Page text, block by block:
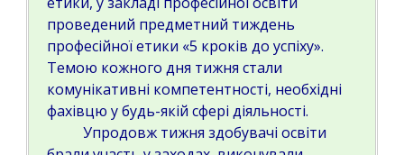
проведений предметний тиждень
професійної етики «5 кроків до успіху».
Темою кожного дня тижня стали
комунікативні компетентності, необхідні
фахівцю у будь-якій сфері діяльності.
Упродовж тижня здобувачі освіти